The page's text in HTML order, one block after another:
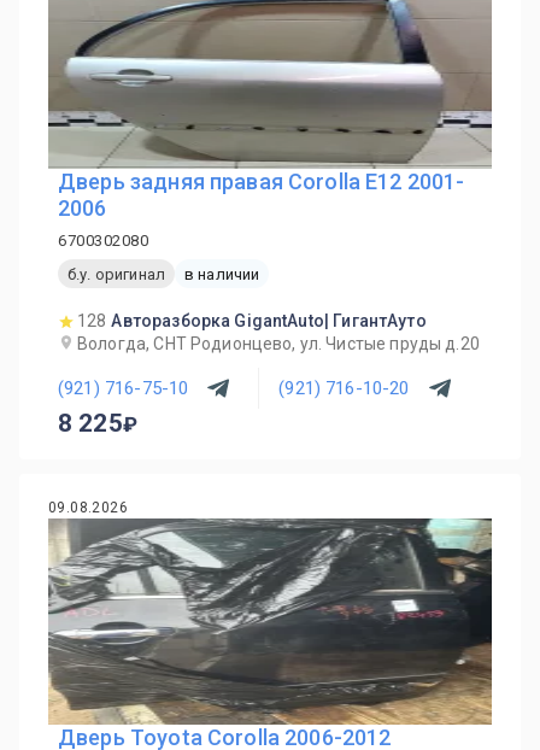
Дверь задняя правая Corolla E12 2001-
2006
6700302080
б.у. оригинал
в наличии
128 Авторазборка GigantAuto| ГигантАуто
Вологда, СНТ Родионцево, ул. Чистые пруды д.20
(921) 716-75-10 (921) 716-10-20
8 225
09.08.2026
Дверь Toyota Corolla 2006-2012